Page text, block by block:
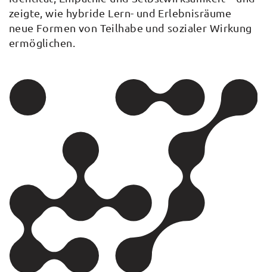
zeigte, wie hybride Lern- und Erlebnisräume
neue Formen von Teilhabe und sozialer Wirkung
ermöglichen.